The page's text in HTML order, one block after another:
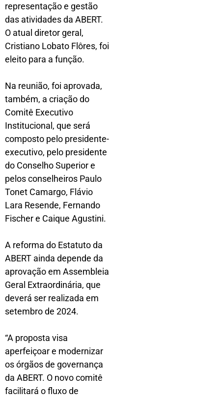
representação e gestão
das atividades da ABERT.
O atual diretor geral,
Cristiano Lobato Flôres, foi
eleito para a função.
Na reunião, foi aprovada,
também, a criação do
Comitê Executivo
Institucional, que será
composto pelo presidente-
executivo, pelo presidente
do Conselho Superior e
pelos conselheiros Paulo
Tonet Camargo, Flávio
Lara Resende, Fernando
Fischer e Caique Agustini.
A reforma do Estatuto da
ABERT ainda depende da
aprovação em Assembleia
Geral Extraordinária, que
deverá ser realizada em
setembro de 2024.
“A proposta visa
aperfeiçoar e modernizar
os órgãos de governança
da ABERT. O novo comitê
facilitará o fluxo de